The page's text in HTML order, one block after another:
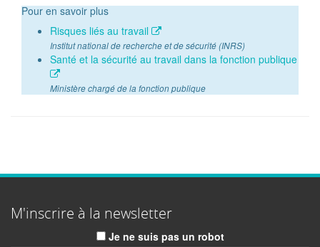
Pour en savoir plus
Risques liés au travail
Institut national de recherche et de sécurité (INRS)
Santé et la sécurité au travail dans la fonction publique
Ministère chargé de la fonction publique
M'inscrire à la newsletter
Je ne suis pas un robot